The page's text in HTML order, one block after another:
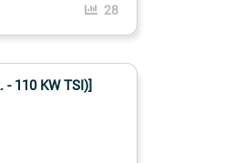
28
- 110 KW TSI)]